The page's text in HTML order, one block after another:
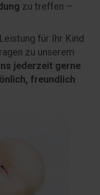
zu treffen –
für Ihr Kind
zu unserem
jederzeit gerne
freundlich